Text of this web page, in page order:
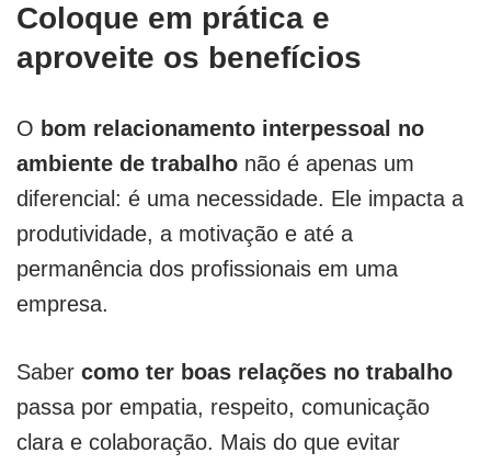
Coloque em prática e
aproveite os benefícios
O bom relacionamento interpessoal no
ambiente de trabalho não é apenas um
diferencial: é uma necessidade. Ele impacta a
produtividade, a motivação e até a
permanência dos profissionais em uma
empresa.
Saber como ter boas relações no trabalho
passa por empatia, respeito, comunicação
clara e colaboração. Mais do que evitar